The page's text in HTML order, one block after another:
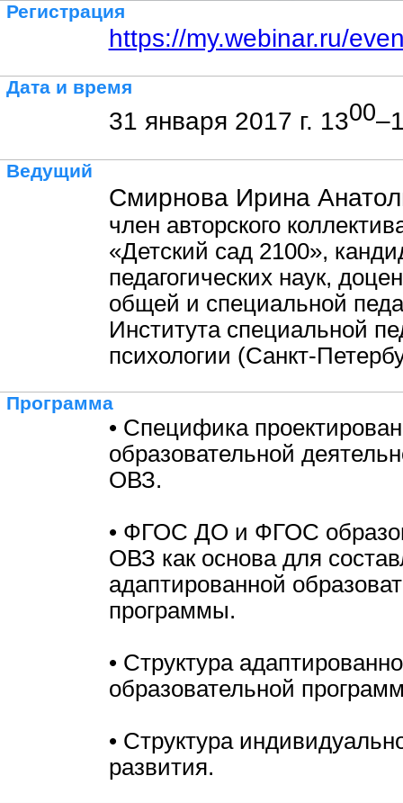
Регистрация
https://my.webinar.ru/
Дата и время
31 января 2017 г. 1300
Ведущий
Смирнова Ирина
член авторского
«Детский сад 2100»,
педагогических наук,
общей и специальной
Института специальной
психологии (Санкт-
Программа
• Специфика
образовательной
ОВЗ.
• ФГОС ДО и ФГОС
ОВЗ как основа для
адаптированной
программы.
• Структура
образовательной
• Структура
развития.